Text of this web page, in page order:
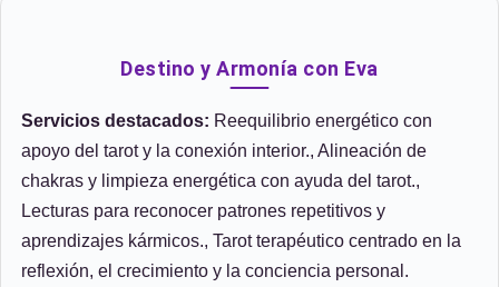
Destino y Armonía con Eva
Servicios destacados: Reequilibrio energético con
apoyo del tarot y la conexión interior., Alineación de
chakras y limpieza energética con ayuda del tarot.,
Lecturas para reconocer patrones repetitivos y
aprendizajes kármicos., Tarot terapéutico centrado en la
reflexión, el crecimiento y la conciencia personal.